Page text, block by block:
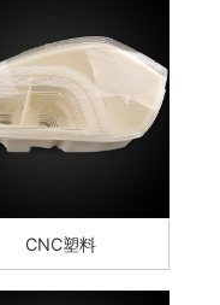
CNC塑料